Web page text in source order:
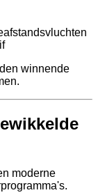
winnende
moderne